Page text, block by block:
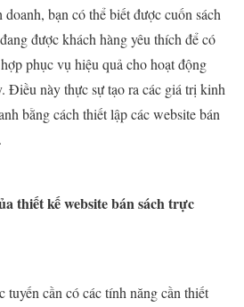
bạn có thể biết được cuốn sách
được khách hàng yêu thích để có
phục vụ hiệu quả cho hoạt động
Điều này thực sự tạo ra các giá trị kinh
bằng cách thiết lập các website bán
thiết kế website bán sách trực
tuyến cần có các tính năng cần thiết